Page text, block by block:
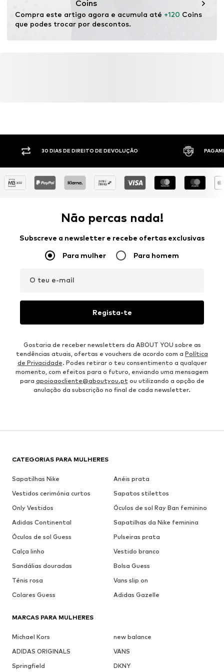
Coins
Compra este artigo agora e acumula até +120 Coins
que podes trocar por descontos.
30 DIAS DE DIREITO DE DEVOLUÇÃO
Não percas nada!
Subscreve a newsletter e recebe ofertas exclusivas
Para mulher Para homem
O teu e-mail
Regista-te
Gostaria de receber newsletters da ABOUT YOU sobre as
tendências atuais, ofertas e vouchers de acordo com a Política
de Privacidade. Podes retirar o teu consentimento a qualquer
momento, com efeitos para o futuro, enviando uma mensagem
para apoioaocliente@aboutyou.pt ou utilizando a opção de
anulação da subscrição no final de cada newsletter.
CATEGORIAS PARA MULHERES
Sapatilhas Nike
Anéis prata
Vestidos cerimónia curtos
Sapatos stilettos
Only Vestidos
Óculos de sol Ray Ban feminino
Adidas Continental
Sapatilhas da Nike feminina
Óculos de sol Guess
Pulseiras prata
Calça linho
Vestido branco
Sandálias douradas
Bolsa Guess
Ténis rosa
Vans slip on
Colares Guess
Adidas Gazelle
MARCAS PARA MULHERES
Michael Kors
new balance
ADIDAS ORIGINALS
VANS
Springfield
DKNY